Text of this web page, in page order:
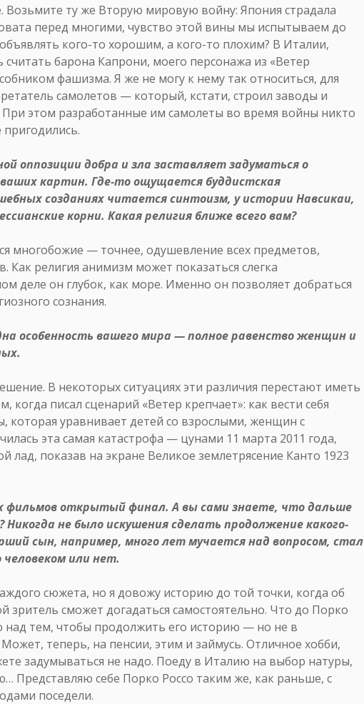
Возьмите ту же Вторую мировую войну: Япония страдала
перед многими, чувство этой вины мы испытываем до
кого-то хорошим, а кого-то плохим? В Италии,
барона Капрони, моего персонажа из «Ветер
фашизма. Я же не могу к нему так относиться, для
самолетов — который, кстати, строил заводы и
При этом разработанные им самолеты во время войны никто
оппозиции добра и зла заставляет задуматься о
ваших картин. Где-то ощущается буддистская
созданиях читается синтоизм, у истории Навсикаи,
корни. Какая религия ближе всего вам?
многобожие — точнее, одушевление всех предметов,
Как религия анимизм может показаться слегка
деле он глубок, как море. Именно он позволяет добраться
сознания.
особенность вашего мира — полное равенство женщин и
В некоторых ситуациях эти различия перестают иметь
когда писал сценарий «Ветер крепчает»: как вести себя
которая уравнивает детей со взрослыми, женщин с
эта самая катастрофа — цунами 11 марта 2011 года,
лад, показав на экране Великое землетрясение Канто 1923
фильмов открытый финал. А вы сами знаете, что дальше
Никогда не было искушения сделать продолжение какого-
сын, например, много лет мучается над вопросом, стал
человеком или нет.
сюжета, но я довожу историю до той точки, когда об
сможет догадаться самостоятельно. Что до Порко
над тем, чтобы продолжить его историю — но не в
теперь, на пенсии, этим и займусь. Отличное хобби,
задумываться не надо. Поеду в Италию на выбор натуры,
Представляю себе Порко Россо таким же, как раньше, с
поседели.